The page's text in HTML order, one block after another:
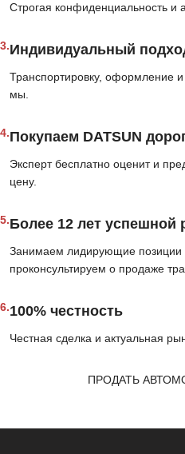
Строгая конфиденциальность и
3.Индивидуальный
Транспортировку, оформление
мы.
4.Покупаем DATSUN
Эксперт бесплатно оценит и
цену.
5.Более 12 лет успешной
Занимаем лидирующие позиции
проконсультируем о продаже
6.100% честность
Честная сделка и актуальная
ПРОДАТЬ